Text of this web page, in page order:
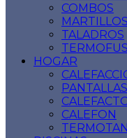
COMBOS
MARTILLOS
TALADROS
HOGAR
CALEFON